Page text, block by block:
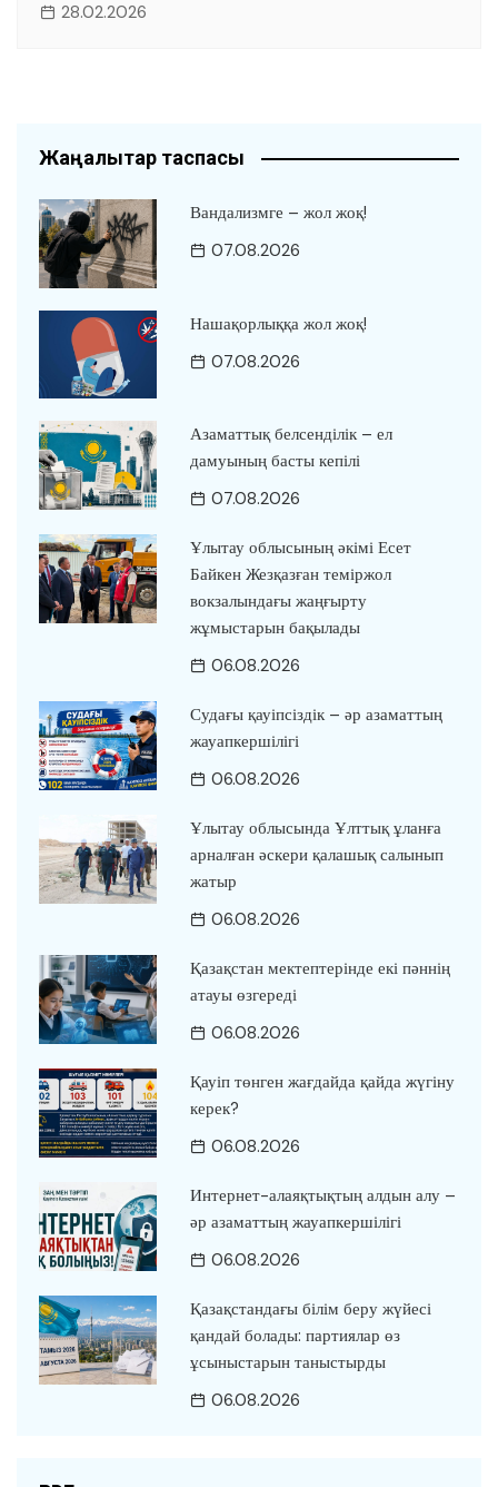
28.02.2026
Жаңалықтар таспасы
Вандализмге – жол жоқ!
07.08.2026
Нашақорлыққа жол жоқ!
07.08.2026
Азаматтық белсенділік – ел
дамуының басты кепілі
07.08.2026
Ұлытау облысының әкімі Есет
Байкен Жезқазған теміржол
вокзалындағы жаңғырту
жұмыстарын бақылады
06.08.2026
Судағы қауіпсіздік – әр азаматтың
жауапкершілігі
06.08.2026
Ұлытау облысында Ұлттық ұланға
арналған әскери қалашық салынып
жатыр
06.08.2026
Қазақстан мектептерінде екі пәннің
атауы өзгереді
06.08.2026
Қауіп төнген жағдайда қайда жүгіну
керек?
06.08.2026
Интернет-алаяқтықтың алдын алу –
әр азаматтың жауапкершілігі
06.08.2026
Қазақстандағы білім беру жүйесі
қандай болады: партиялар өз
ұсыныстарын таныстырды
06.08.2026